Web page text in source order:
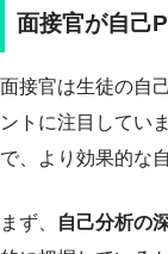
面接官が自己
面接官は生徒の自
ントに注目してい
で、より効果的な
まず、 自己分析の